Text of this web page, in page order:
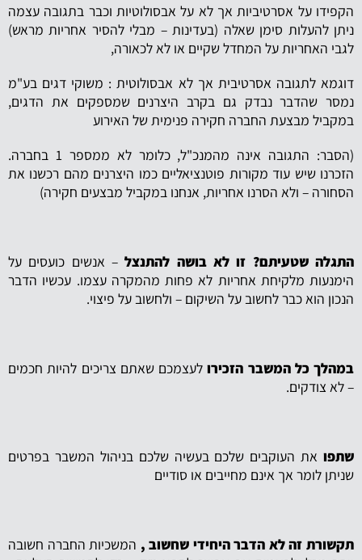
הקפידו על אסרטיביות אך לא על אבסולוטיות וכבר בתגובה עצמה
ניתן להעלות סימן שאלה (בעדינות – מבלי להסיר אחריות מראש)
לגבי האחריות על המחדל שקיים או לא לכאורה,
דוגמא לתגובה אסרטיבית אך לא אבסולוטית : משוקי דגים בע"מ
נמסר שהדבר נבדק גם בקרב היצרנים שמספקים את הדגים,
במקביל מבצעת החברה חקירה פנימית של האירוע
(הסבר: התגובה אינה מהמנכ"ל, כלומר לא ממספר 1 בחברה.
הזכרנו שיש עוד מקורות פוטנציאליים כמו היצרנים מהם רכשנו את
הסחורה – ולא הסרנו אחריות, אנחנו במקביל מבצעים חקירה)
התגלה שטעיתם? זו לא בושה להתנצל – אנשים כועסים על
הימנעות מלקיחת אחריות לא פחות מהמקרה עצמו. עכשיו הדבר
הנכון הוא כבר לחשוב על השיקום – ולחשוב על פיצוי.
במהלך כל המשבר הזכירולעצמכם שאתם צריכים להיות חכמים
– לא צודקים.
שתפו את העוקבים שלכם בעשיה שלכם בניהול המשבר בפרטים
שניתן לומר אך אינם מחייבים או סודיים
תקשורת זה לא הדבר היחידי שחשוב , המשכיות החברה חשובה